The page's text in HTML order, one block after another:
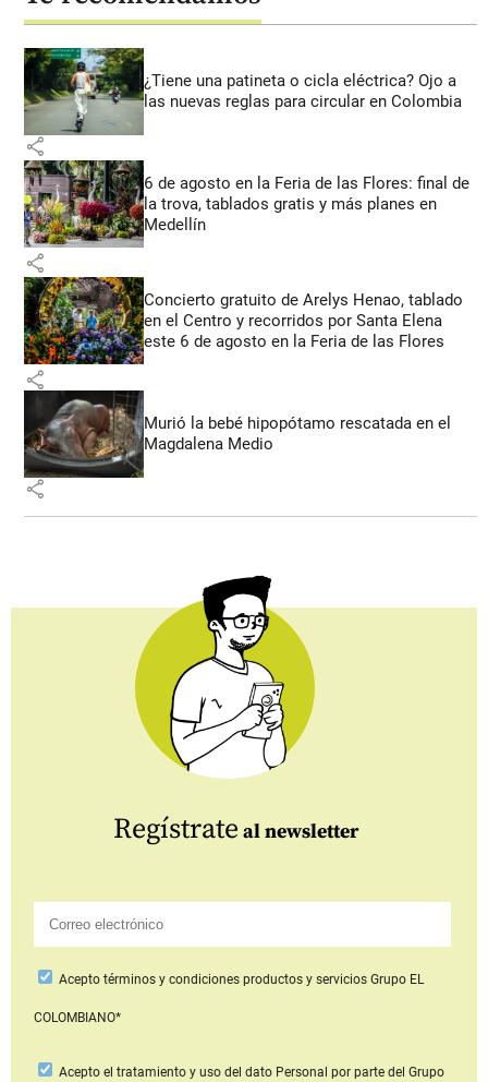
¿Tiene una patineta o cicla eléctrica? Ojo a
las nuevas reglas para circular en Colombia
share
6 de agosto en la Feria de las Flores: final de
la trova, tablados gratis y más planes en
Medellín
share
Concierto gratuito de Arelys Henao, tablado
en el Centro y recorridos por Santa Elena
este 6 de agosto en la Feria de las Flores
share
Murió la bebé hipopótamo rescatada en el
Magdalena Medio
share
Regístrate al newsletter
Aceptotérminos y condiciones productos y serviciosGrupo EL
COLOMBIANO*
Acepto el tratamiento y uso del dato Personal por parte del Grupo